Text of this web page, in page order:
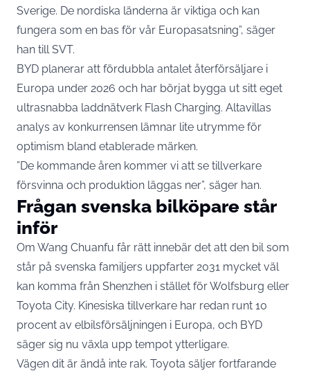
Sverige. De nordiska länderna är viktiga och kan
fungera som en bas för vår Europasatsning”, säger
han till SVT.
BYD planerar att fördubbla antalet återförsäljare i
Europa under 2026 och har börjat bygga ut sitt eget
ultrasnabba laddnätverk Flash Charging. Altavillas
analys av konkurrensen lämnar lite utrymme för
optimism bland etablerade märken.
”De kommande åren kommer vi att se tillverkare
försvinna och produktion läggas ner”, säger han.
Frågan svenska bilköpare står
inför
Om Wang Chuanfu får rätt innebär det att den bil som
står på svenska familjers uppfarter 2031 mycket väl
kan komma från Shenzhen i stället för Wolfsburg eller
Toyota City. Kinesiska tillverkare har redan runt 10
procent av elbilsförsäljningen i Europa, och BYD
säger sig nu växla upp tempot ytterligare.
Vägen dit är ändå inte rak. Toyota säljer fortfarande